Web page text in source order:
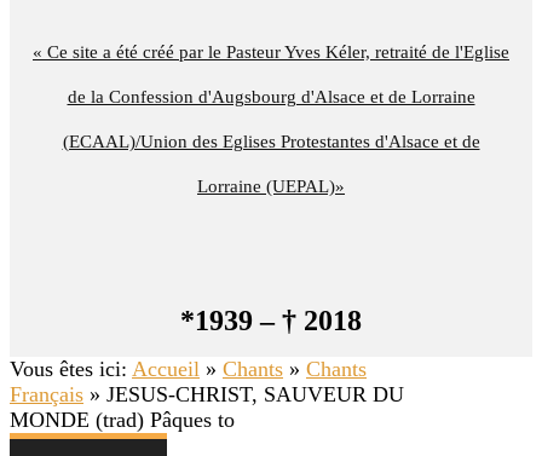
« Ce site a été créé par le Pasteur Yves Kéler, retraité de l'Eglise
de la Confession d'Augsbourg d'Alsace et de Lorraine
(ECAAL)/Union des Eglises Protestantes d'Alsace et de
Lorraine (UEPAL)»
*1939 – † 2018
Vous êtes ici: Accueil » Chants » Chants
Français » JESUS-CHRIST, SAUVEUR DU
MONDE (trad) Pâques to